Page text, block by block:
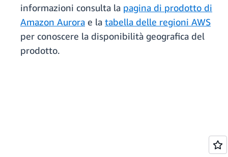
informazioni consulta la pagina di prodotto di
Amazon Aurora e la tabella delle regioni AWS
per conoscere la disponibilità geografica del
prodotto.